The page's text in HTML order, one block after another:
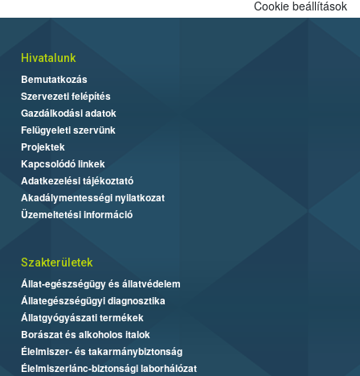
Cookie beállítások
Hivatalunk
Bemutatkozás
Szervezeti felépítés
Gazdálkodási adatok
Felügyeleti szervünk
Projektek
Kapcsolódó linkek
Adatkezelési tájékoztató
Akadálymentességi nyilatkozat
Üzemeltetési információ
Szakterületek
Állat-egészségügy és állatvédelem
Állategészségügyi diagnosztika
Állatgyógyászati termékek
Borászat és alkoholos italok
Élelmiszer- és takarmánybiztonság
Élelmiszerlánc-biztonsági laborhálózat